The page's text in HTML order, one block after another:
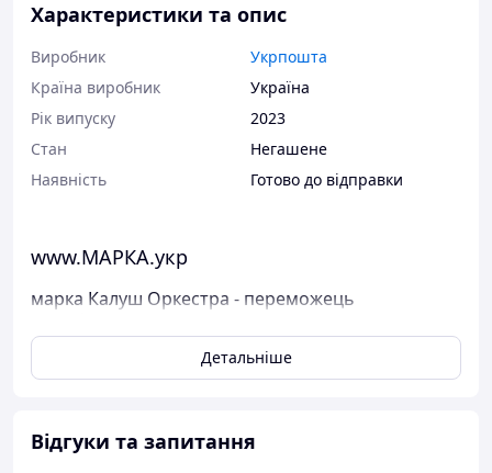
Характеристики та опис
Виробник
Укрпошта
Країна виробник
Україна
Рік випуску
2023
Стан
Негашене
Наявність
Готово до відправки
www.МАРКА.укр
марка Калуш Оркестра - переможець
Поштові марки УкраїниДетальніше
Відгуки та запитання